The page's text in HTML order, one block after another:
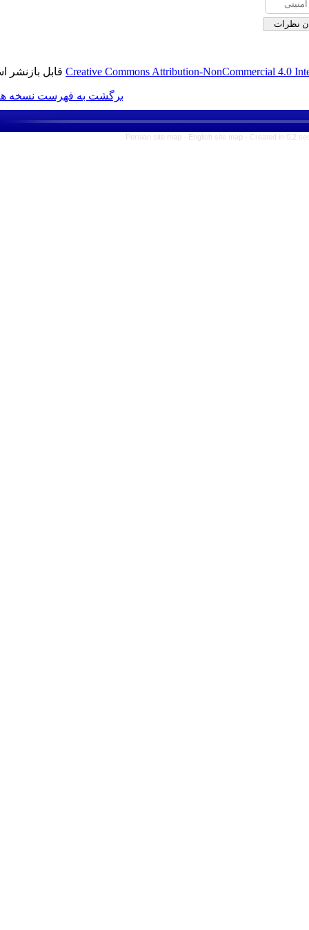
Creative Commons Attribution-قابل بازنشر است.
برگشت به فهرست نسخه ها
Persian site map -